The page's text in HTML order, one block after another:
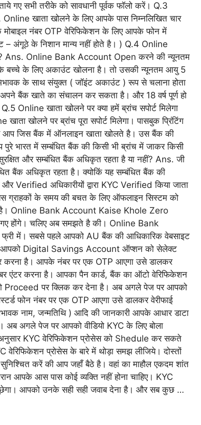
गए सभी तरीके को सावधानी पूर्वक फॉलो करें। Q.3
Online खाता खोलने के लिए आपके पास निम्नलिखित चार
मोबाइल नंबर OTP वेरिफिकेशन के लिए आपके फोन में
अंगूठे के निशान मान्य नहीं होते है। ) Q.4 Online
Ans. Online Bank Account Open करने की न्यूनतम
बच्चे के लिए अकाउंट खोलना है। तो उसकी न्यूनतम आयु 5
के साथ संयुक्त ( जॉइंट अकाउंट ) रूप से चलाना होता
बैंक खाते का संचालन कर सकता है। और 18 वर्ष पूर्ण हो
Online खाता खोलने पर क्या हमें ब्रांच सपोर्ट मिलेगा
खोलने पर ब्रांच पूरा सपोर्ट मिलेगा। पासबुक प्रिंटिंग
आप जिस बैंक में ऑनलाइन खाता खोलते है। उस बैंक की
भारत में सम्बंधित बैंक की किसी भी ब्रांच में जाकर किसी
और सम्बंधित बैंक अधिकृत रहता है या नहीं? Ans. जी
बैंक अधिकृत रहता है। क्योकिं यह सम्बंधित बैंक की
Verified अधिकारीयों द्वारा KYC Verified किया जाता
ग्राहकों के समय की बचत के लिए ऑफलाइन सिस्टम को
है। Online Bank Account Kaise Khole Zero
गए होंगे। चलिए अब समझते है की। Online Bank
में। सबसे पहले आपको AU बैंक की आधिकारिक वेबसाइट
आपको Digital Savings Account ऑप्शन को सेलेक्ट
करना है। आपके नंबर पर एक OTP आएगा उसे डालकर
एंटर करना है। आपका पैन कार्ड, बैंक का ऑटो वेरिफिकेशन
Proceed पर क्लिक कर देना है। अब अगले पेज पर आपको
फोन नंबर पर एक OTP आएगा उसे डालकर वेरीफाई
नाम, जन्मतिथि ) आदि की जानकारी आपके आधार डाटा
अगले पेज पर आपको वीडियो KYC के लिए बोला
KYC वेरिफिकेशन प्रोसेस को Shedule कर सकते
वेरिफिकेशन प्रोसेस के बारे में थोड़ा समझ लीजिये। दोस्तों
करें की आप जहाँ बैठे है। वहां का माहौल एकदम शांत
आपके आस पास कोई व्यक्ति नहीं होना चाहिए। KYC
आपको उनके सही सही जवाब देना है। और सब कुछ …